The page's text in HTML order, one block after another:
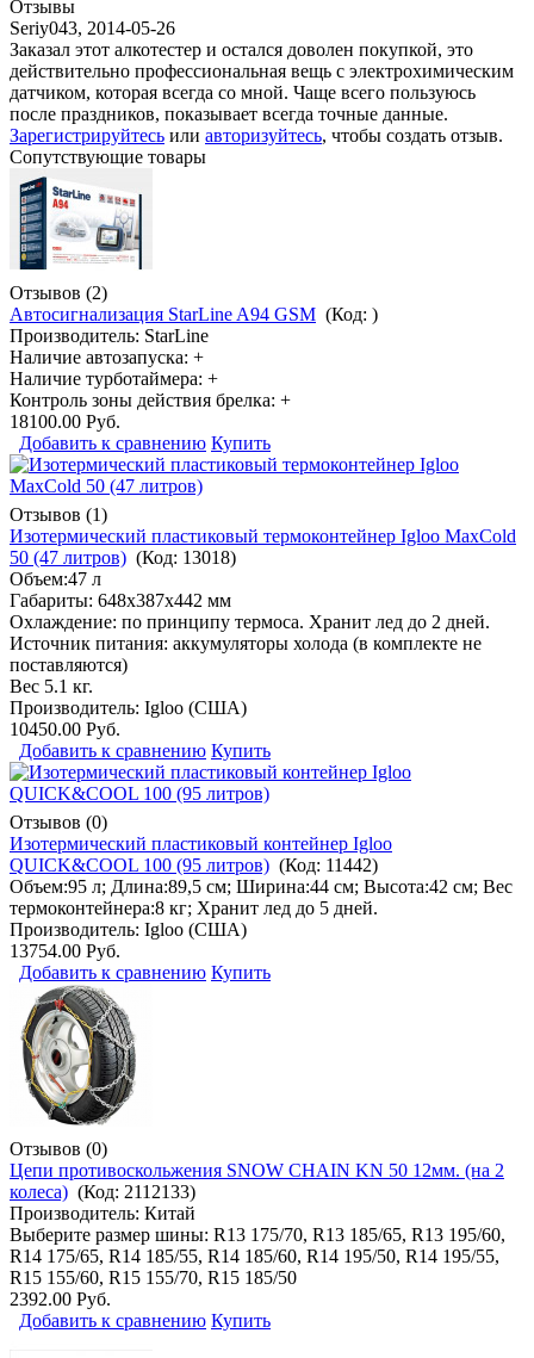
Отзывы
Seriy043, 2014-05-26
Заказал этот алкотестер и остался доволен покупкой, это
действительно профессиональная вещь с электрохимическим
датчиком, которая всегда со мной. Чаще всего пользуюсь
после праздников, показывает всегда точные данные.
Зарегистрируйтесь или авторизуйтесь, чтобы создать отзыв.
Сопутствующие товары
Отзывов (2)
Автосигнализация StarLine A94 GSM (Код: )
Производитель: StarLine
Наличие автозапуска: +
Наличие турботаймера: +
Контроль зоны действия брелка: +
18100.00 Руб.
Добавить к сравнению Купить
Отзывов (1)
Изотермический пластиковый термоконтейнер Igloo MaxCold
50 (47 литров) (Код: 13018)
Объем:47 л
Габариты: 648х387х442 мм
Охлаждение: по принципу термоса. Хранит лед до 2 дней.
Источник питания: аккумуляторы холода (в комплекте не
поставляются)
Вес 5.1 кг.
Производитель: Igloo (США)
10450.00 Руб.
Добавить к сравнению Купить
Отзывов (0)
Изотермический пластиковый контейнер Igloo
QUICK&COOL 100 (95 литров) (Код: 11442)
Объем:95 л; Длина:89,5 см; Ширина:44 см; Высота:42 см; Вес
термоконтейнера:8 кг; Хранит лед до 5 дней.
Производитель: Igloo (США)
13754.00 Руб.
Добавить к сравнению Купить
Отзывов (0)
Цепи противоскольжения SNOW CHAIN KN 50 12мм. (на 2
колеса) (Код: 2112133)
Производитель: Китай
Выберите размер шины: R13 175/70, R13 185/65, R13 195/60,
R14 175/65, R14 185/55, R14 185/60, R14 195/50, R14 195/55,
R15 155/60, R15 155/70, R15 185/50
2392.00 Руб.
Добавить к сравнению Купить